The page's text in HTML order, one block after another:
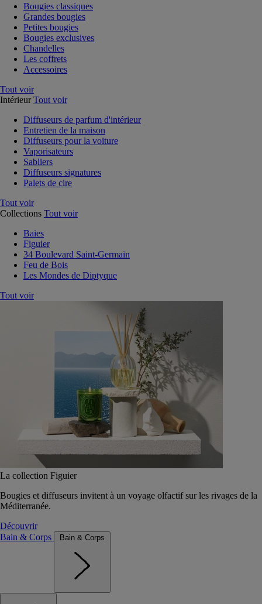
Bougies classiques
Grandes bougies
Petites bougies
Bougies exclusives
Chandelles
Les coffrets
Accessoires
Tout voir
Intérieur Tout voir
Diffuseurs de parfum d'intérieur
Entretien de la maison
Diffuseurs pour la voiture
Vaporisateurs
Sabliers
Diffuseurs signatures
Palets de cire
Tout voir
Collections Tout voir
Baies
Figuier
34 Boulevard Saint-Germain
Feu de Bois
Les Mondes de Diptyque
Tout voir
La collection Figuier
Bougies et diffuseurs invitent à un voyage olfactif sur les rivages de la
Méditerranée.
Découvrir
Bain & Corps
Bain & Corps